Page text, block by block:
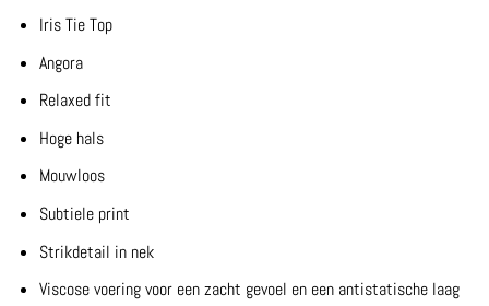
Iris Tie Top
Angora
Relaxed fit
Hoge hals
Mouwloos
Subtiele print
Strikdetail in nek
Viscose voering voor een zacht gevoel en een antistatische laag